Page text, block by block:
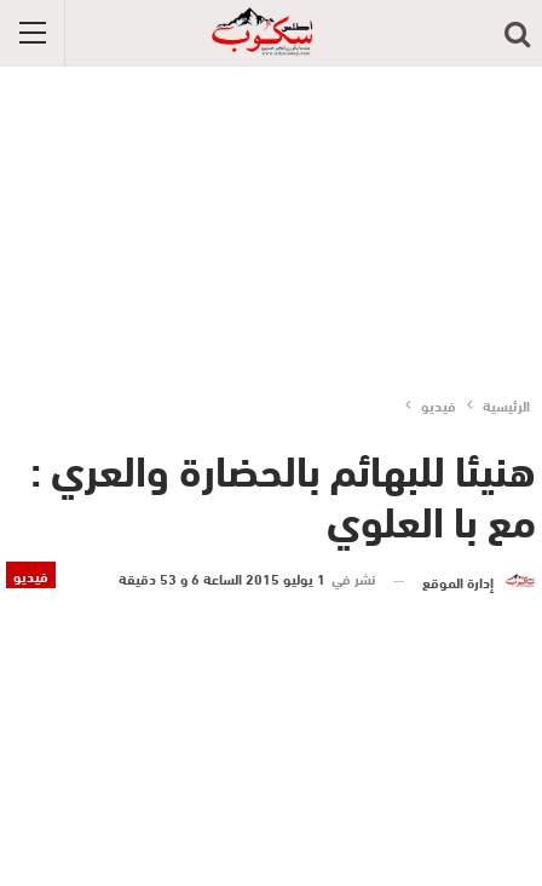
الرئيسية فيديو
هنيئا للبهائم بالحضارة والعري :
مع با العلوي
فيديو إدارة الموقع نشر في 1 يوليو 2015 الساعة 6 و 53 دقيقة